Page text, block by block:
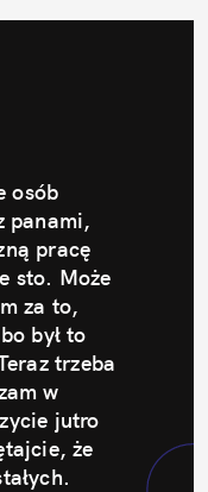
osób
panami,
pracę
sto. Może
za to,
był to
trzeba
w
jutro
że